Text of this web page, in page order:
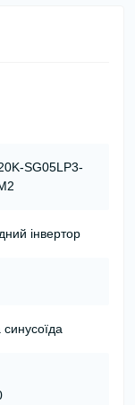
SG05LP3-
інвертор
синусоїда